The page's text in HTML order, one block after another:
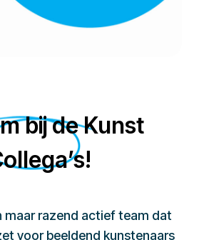
bij de Kunst
maar razend actief team dat
voor beeldend kunstenaars